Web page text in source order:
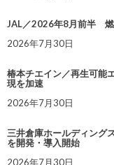
JAL／2026年8月前半 燃
2026年7月30日
椿本チエイン／再生可能
現を加速
2026年7月30日
三井倉庫ホールディング
を開発・導入開始
2026年7月30日